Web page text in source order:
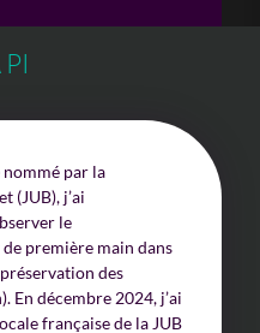
par la
(JUB), j’ai
le
première main dans
des
En décembre 2024, j’ai
française de la JUB